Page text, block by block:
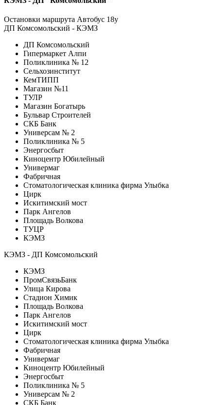
Остановки маршрута Автобус 18у
ДП Комсомольский - КЭМЗ
ДП Комсомольский
Гипермаркет Алпи
Поликлиника № 12
Сельхозинститут
КемТИПП
Магазин №11
ТУЛР
Магазин Богатырь
Бульвар Строителей
СКБ Банк
Универсам № 2
Поликлиника № 5
Энергосбыт
Киноцентр Юбилейный
Универмаг
Фабричная
Стоматологическая клиника фирма Улыбка
Цирк
Искитимский мост
Парк Ангелов
Площадь Волкова
ТУЦР
КЭМЗ
КЭМЗ - ДП Комсомольский
КЭМЗ
ПромСвязьБанк
Улица Кирова
Стадион Химик
Площадь Волкова
Парк Ангелов
Искитимский мост
Цирк
Стоматологическая клиника фирма Улыбка
Фабричная
Универмаг
Киноцентр Юбилейный
Энергосбыт
Поликлиника № 5
Универсам № 2
СКБ Банк